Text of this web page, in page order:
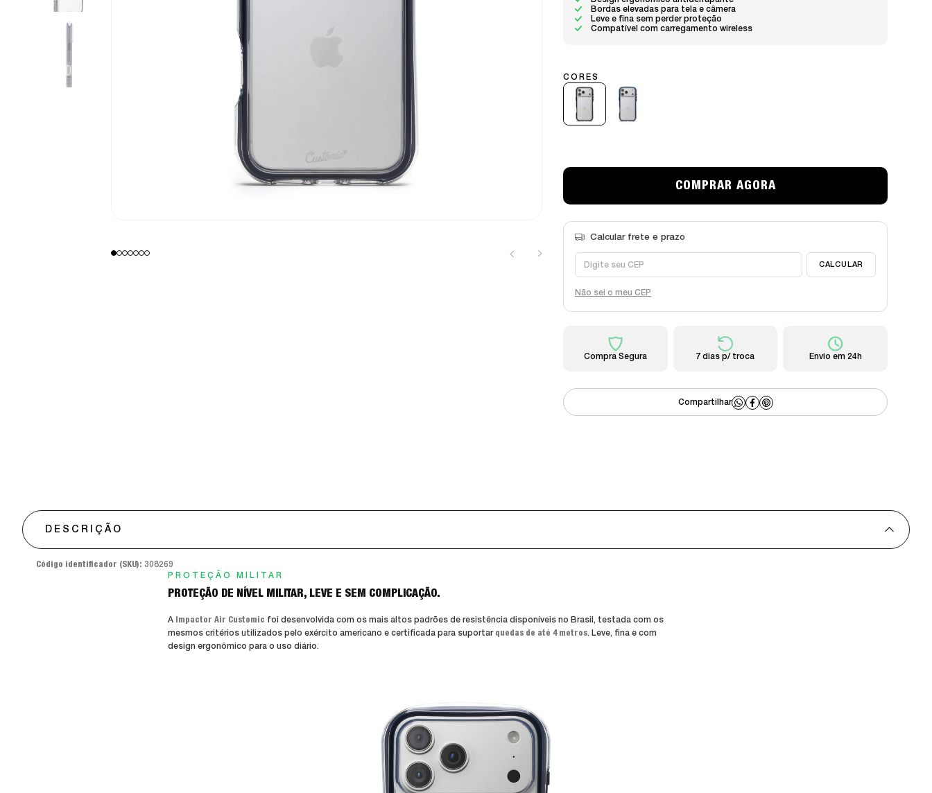
Bordas elevadas para tela e câmera
Leve e fina sem perder proteção
Compatível com carregamento wireless
Não sei o meu CEP
Compra Segura 7 dias p/ troca Envio em 24h
DESCRIÇÃO
Código identificador (SKU): 308269
PROTEÇÃO MILITAR
PROTEÇÃO DE NÍVEL MILITAR, LEVE E SEM COMPLICAÇÃO.
A Impactor Air Customic foi desenvolvida com os mais altos padrões de resistência disponíveis no Brasil, testada com os
mesmos critérios utilizados pelo exército americano e certificada para suportar quedas de até 4 metros. Leve, fina e com
design ergonômico para o uso diário.